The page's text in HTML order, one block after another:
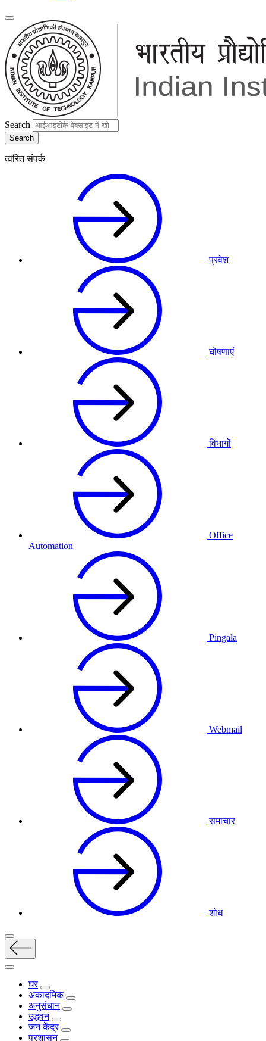
Search
त्वरित संपर्क
प्रवेश
घोषणाएं
विभागों
Office
Automation
Pingala
Webmail
समाचार
शोध
घर
अकादमिक
अनुसंधान
उद्भवन
जन केंद्र
प्रशासन